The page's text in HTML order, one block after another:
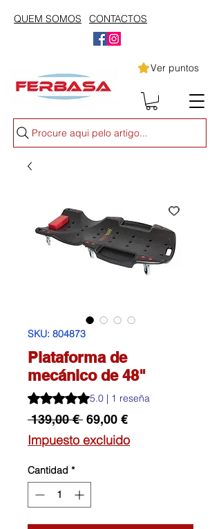
QUEM SOMOS CONTACTOS
Ver puntos
Procure aqui pelo artigo...
SKU: 804873
Plataforma de
mecánico de 48"
Según 1 reseña, la calificación es de
5.0 | 1 reseña
139,00 € Precio
69,00 €Precio
de
oferta
Impuesto excluido
Cantidad *